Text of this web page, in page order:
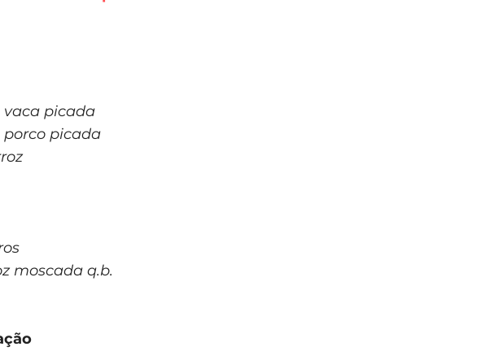
vaca picada
porco picada
moscada q.b.